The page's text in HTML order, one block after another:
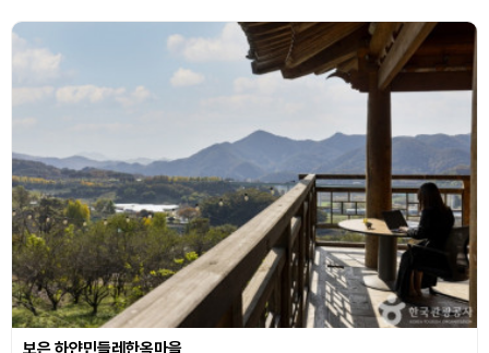
보은 하얀민들레한옥마을